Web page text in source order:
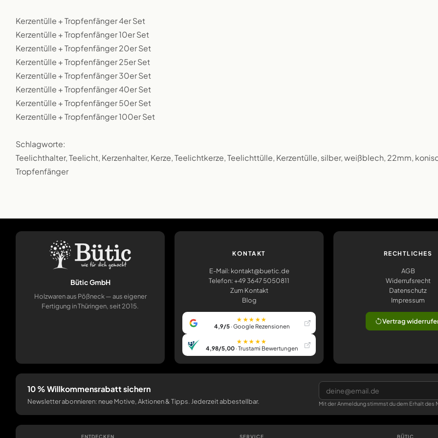
Kerzentülle + Tropfenfänger 4er Set
Kerzentülle + Tropfenfänger 10er Set
Kerzentülle + Tropfenfänger 20er Set
Kerzentülle + Tropfenfänger 25er Set
Kerzentülle + Tropfenfänger 30er Set
Kerzentülle + Tropfenfänger 40er Set
Kerzentülle + Tropfenfänger 50er Set
Kerzentülle + Tropfenfänger 100er Set
Schlagworte:
Teelichthalter, Teelicht, Kerzenhalter, Kerze, Teelichtkerze, Teelichttülle, Kerzentülle, silber, weißblech, 22mm,
Tropfenfänger
Bütic GmbH
Holzwaren aus Pößneck — aus eigener
Fertigung in Thüringen, seit 2015.
KONTAKT
E-Mail: kontakt@buetic.de
Telefon: +49 3647 5050811
Zum Kontakt
Blog
★★★★★
4,9/5 · Google Rezensionen
★★★★★
4,98/5,00 · Trustami Bewertungen
RECHTLICHES
AGB
Widerrufsrecht
Datenschutz
Impressum
Vertrag
10 % Willkommensrabatt sichern
Newsletter abonnieren: neue Motive, Aktionen & Tipps. Jederzeit abbestellbar. Mit der Anmeldung stimmst du dem Erhalt
ENTDECKEN SERVICE BÜTIC